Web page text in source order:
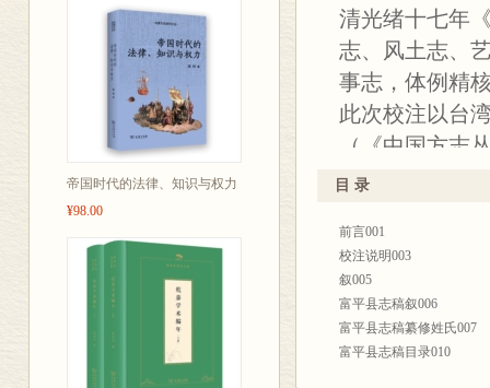
帝国时代的法律、知识与权力
¥98.00
六、本志引用他书文字
七、注释、校勘所依据的
《王力古汉语字典》等几
国历代官制大辞典》《中
传记丛刊》《地方志人物
《长安志》《陕西省志•
九、底本木刻原图由于年
清光绪十七年
志、风土志、
事志，体例精
此次校注以台
（《中国方志
安博物院藏明
年（1778）《
清光绪十八年
点断句、注释
注释方面，兼
目 录
前言001
校注说明003
叙005
富平县志稿叙006
富平县志稿纂修姓氏007
富平县志稿目录010